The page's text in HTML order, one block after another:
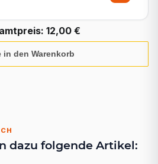
12,00 €
in den Warenkorb
dazu folgende Artikel: